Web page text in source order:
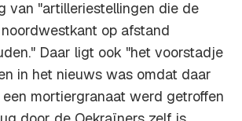
van "artilleriestellingen die de
op afstand
Daar ligt ook "het voorstadje
in het nieuws was omdat daar
mortiergranaat werd getroffen